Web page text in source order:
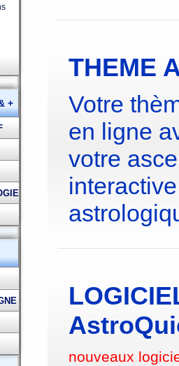
+
THEME
Votre
en ligne
votre
nouveaux